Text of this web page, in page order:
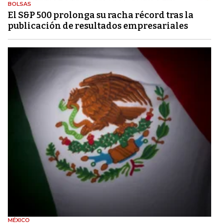
BOLSAS
El S&P 500 prolonga su racha récord tras la
publicación de resultados empresariales
MÉXICO